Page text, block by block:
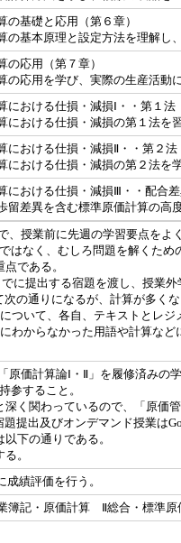
の基礎と応用（第６章）
の基本原理と設定方法を理解し
の応用（第７章）
の応用を学び、実際の生産活動
における仕損・減損Ⅰ・・第１法
における仕損・減損の第１法を
における仕損・減損Ⅱ・・第２法
における仕損・減損の第２法を
における仕損・減損Ⅲ・・配合差
留差異を含む標準原価計算の高
、授業前に先週の学習要点を
はなく、むしろ問題を解くた
である。
に提出する宿題を渡し、授業外
の通りになるが、計算が多く
ついて、各自、テキストとレジ
わからなかった用語や計算な
原価計算論Ⅰ・Ⅱ」を履修済み
参すること。
く関わっているので、「原価
提出及びオンデマンド授業は
下の通りである。
。
績評価を行う。
簿記・原価計算 Ⅱ総合・標準原